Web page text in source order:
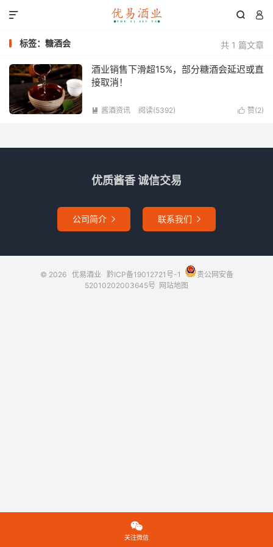
 

共 1 篇文章
标签：糖酒会
酒业销售下滑超15%，部分糖酒会延迟或直
接取消！
 赞(2)
 酱酒资讯 阅读(5392)
优质酱香 诚信交易
公司简介  联系我们 
© 2026 优易酒业 黔ICP备19012721号-1
贵公网安备
52010202003645号 网站地图

关注微信